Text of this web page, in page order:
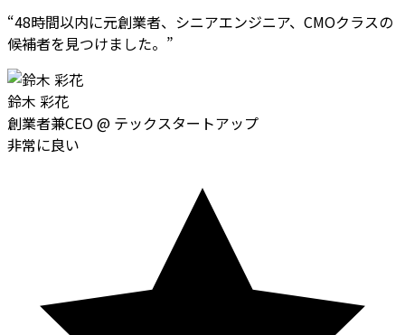
“48時間以内に元創業者、シニアエンジニア、CMOクラスの
候補者を見つけました。 ”
鈴木 彩花
創業者兼CEO@ テックスタートアップ
非常に良い